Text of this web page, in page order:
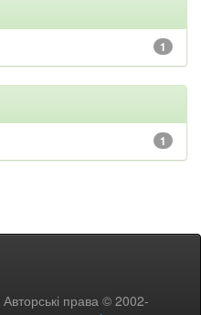
1
1
Авторські права © 2002-